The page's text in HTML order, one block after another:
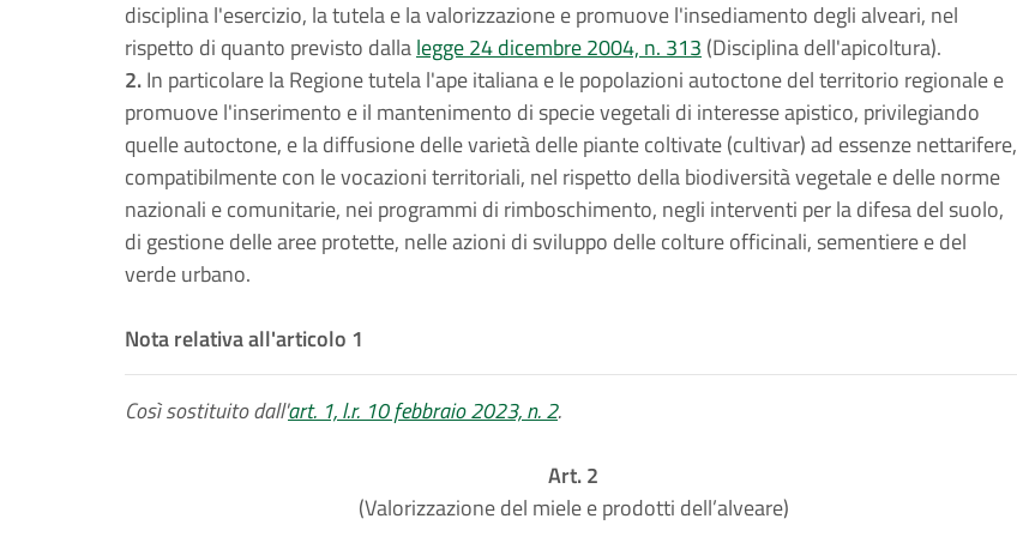
disciplina l'esercizio, la tutela e la valorizzazione e promuove l'insediamento degli alveari, nel
rispetto di quanto previsto dallalegge 24 dicembre 2004, n. 313 (Disciplina dell'apicoltura).
2.In particolare la Regione tutela l'ape italiana e le popolazioni autoctone del territorio regionale e
promuove l'inserimento e il mantenimento di specie vegetali di interesse apistico, privilegiando
quelle autoctone, e la diffusione delle varietà delle piante coltivate (cultivar) ad essenze nettarifere,
compatibilmente con le vocazioni territoriali, nel rispetto della biodiversità vegetale e delle norme
nazionali e comunitarie, nei programmi di rimboschimento, negli interventi per la difesa del suolo,
di gestione delle aree protette, nelle azioni di sviluppo delle colture officinali, sementiere e del
verde urbano.
Nota relativa all'articolo 1
Così sostituito dall'art. 1, l.r. 10 febbraio 2023, n. 2.
Art. 2
(Valorizzazione del miele e prodotti dell’alveare)